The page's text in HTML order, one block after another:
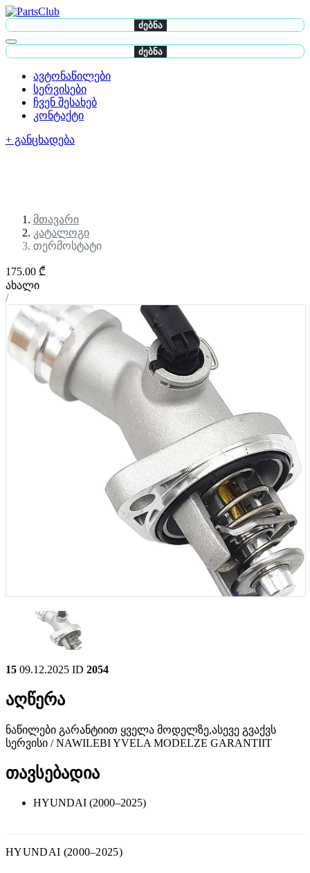
ძებნა
ძებნა
ავტონაწილები
სერვისები
ჩვენ შესახებ
კონტაქტი
+ განცხადება
მთავარი
კატალოგი
თერმოსტატი
175.00 ₾
ახალი
/
15 09.12.2025 ID 2054
აღწერა
ნაწილები გარანტიით ყველა მოდელზე,ასევე გვაქვს
სერვისი / NAWILEBI YVELA MODELZE GARANTIIT
თავსებადია
HYUNDAI (2000–2025)
HYUNDAI (2000–2025)